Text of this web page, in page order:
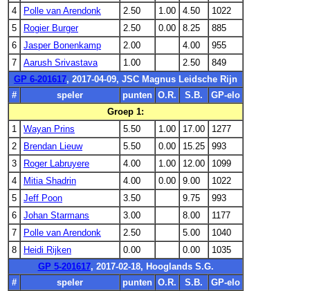
4
Polle van Arendonk 2.50 1.00 4.50
1022
5
Rogier Burger 2.50 0.00 8.25
885
6
Jasper Bonenkamp 2.00 4.00
955
7
Aarush Srivastava 1.00 2.50
849
GP 6-201617, 2017-04-09, JSC Magnus Leidsche Rijn
#
speler punten O.R. S.B.
GP-elo
Groep 1:
1
Wayan Prins 5.50 1.00 17.00
1277
2
Brendan Lieuw 5.50 0.00 15.25
993
3
Roger Labruyere 4.00 1.00 12.00
1099
4
Mitia Shadrin 4.00 0.00 9.00
1022
5
Jeff Poon 3.50 9.75
993
6
Johan Starmans 3.00 8.00
1177
7
Polle van Arendonk 2.50 5.00
1040
8
Heidi Rijken 0.00 0.00
1035
GP 5-201617, 2017-02-18, Hooglands S.G.
#
speler punten O.R. S.B.
GP-elo